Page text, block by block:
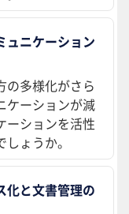
ニケーション
の多様化がさら
ケーションが減
ーションを活性
ょうか。
化と文書管理の